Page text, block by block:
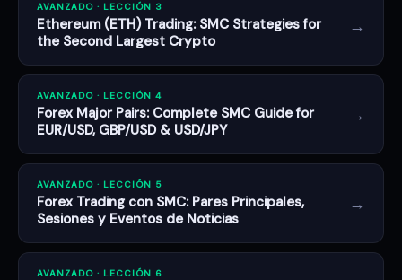
AVANZADO · LECCIÓN 3
Ethereum (ETH) Trading: SMC Strategies for
the Second Largest Crypto
→
AVANZADO · LECCIÓN 4
Forex Major Pairs: Complete SMC Guide for
EUR/USD, GBP/USD & USD/JPY
→
AVANZADO · LECCIÓN 5
Forex Trading con SMC: Pares Principales,
Sesiones y Eventos de Noticias
→
AVANZADO · LECCIÓN 6